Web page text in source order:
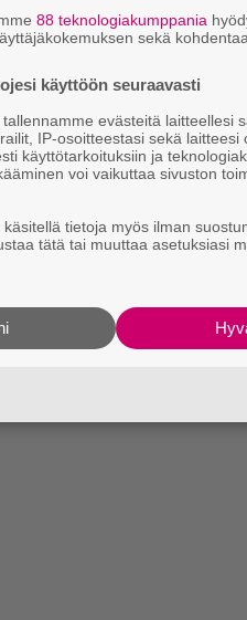
88 teknologiakumppania
sekä
käyttöön seuraavasti
evästeitä laitteellesi
IP-osoitteestasi sekä laitteesi
käyttötarkoituksiin ja
voi vaikuttaa sivuston
tietoja myös ilman
tätä tai muuttaa asetuksiasi